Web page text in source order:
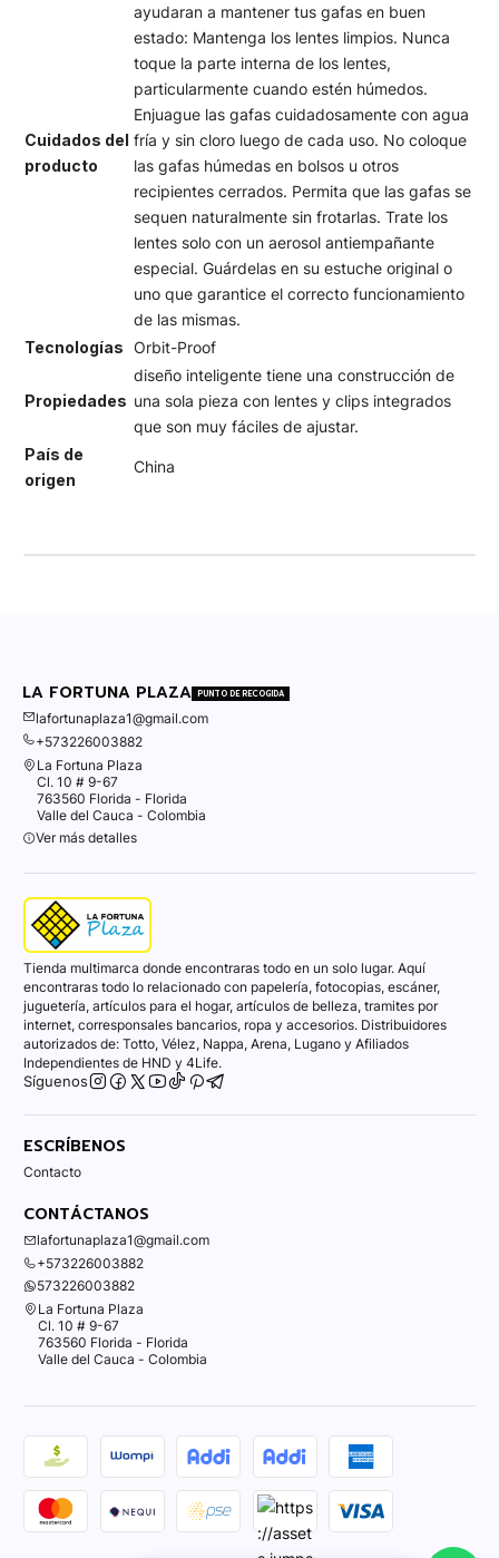
Cuidados del
producto
ayudaran a mantener tus gafas en buen
estado: Mantenga los lentes limpios. Nunca
toque la parte interna de los lentes,
particularmente cuando estén húmedos.
Enjuague las gafas cuidadosamente con agua
fría y sin cloro luego de cada uso. No coloque
las gafas húmedas en bolsos u otros
recipientes cerrados. Permita que las gafas se
sequen naturalmente sin frotarlas. Trate los
lentes solo con un aerosol antiempañante
especial. Guárdelas en su estuche original o
uno que garantice el correcto funcionamiento
de las mismas.
Tecnologías Orbit-Proof
Propiedades
diseño inteligente tiene una construcción de
una sola pieza con lentes y clips integrados
que son muy fáciles de ajustar.
País de
origen
China
LA FORTUNA PLAZA PUNTO DE RECOGIDA
lafortunaplaza1@gmail.com
+573226003882
La Fortuna Plaza
Cl. 10 # 9-67
763560 Florida - Florida
Valle del Cauca - Colombia
Ver más detalles
Tienda multimarca donde encontraras todo en un solo lugar. Aquí
encontraras todo lo relacionado con papelería, fotocopias, escáner,
juguetería, artículos para el hogar, artículos de belleza, tramites por
internet, corresponsales bancarios, ropa y accesorios. Distribuidores
autorizados de: Totto, Vélez, Nappa, Arena, Lugano y Afiliados
Independientes de HND y 4Life.
Síguenos
ESCRÍBENOS
Contacto
CONTÁCTANOS
lafortunaplaza1@gmail.com
+573226003882
573226003882
La Fortuna Plaza
Cl. 10 # 9-67
763560 Florida - Florida
Valle del Cauca - Colombia